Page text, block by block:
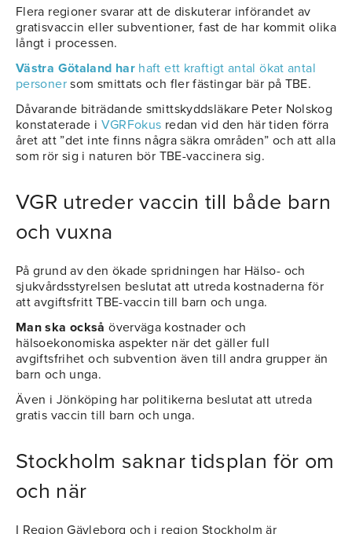
Flera regioner svarar att de diskuterar införandet av
gratisvaccin eller subventioner, fast de har kommit olika
långt i processen.
Västra Götaland har haft ett kraftigt antal ökat antal
personersom smittats och fler fästingar bär på TBE.
Dåvarande biträdande smittskyddsläkare Peter Nolskog
konstaterade i VGRFokus redan vid den här tiden förra
året att ”det inte finns några säkra områden” och att alla
som rör sig i naturen bör TBE-vaccinera sig.
VGR utreder vaccin till både barn
och vuxna
På grund av den ökade spridningen har Hälso- och
sjukvårdsstyrelsen beslutat att utreda kostnaderna för
att avgiftsfritt TBE-vaccin till barn och unga.
Man ska också överväga kostnader och
hälsoekonomiska aspekter när det gäller full
avgiftsfrihet och subvention även till andra grupper än
barn och unga.
Även i Jönköping har politikerna beslutat att utreda
gratis vaccin till barn och unga.
Stockholm saknar tidsplan för om
och när
I Region Gävleborg och i region Stockholm är